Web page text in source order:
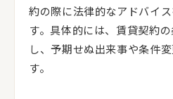
約の際に法律的なアドバイ
す。具体的には、賃貸契約
し、予期せぬ出来事や条件
す。